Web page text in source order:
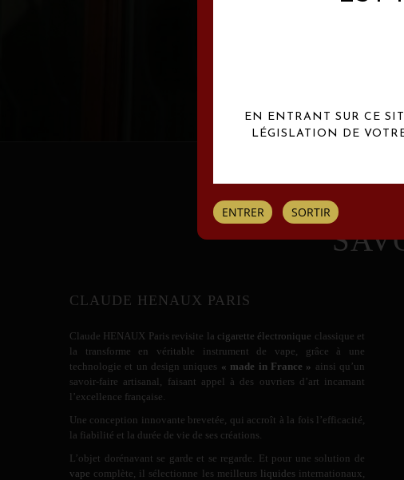
CLAUDE HENAUX PARIS
Claude HENAUX Paris revisite la cigarette électronique classique et
la transforme en véritable instrument de vape, grâce à une
technologie et un design uniques « made in France » ainsi qu’un
savoir-faire artisanal, faisant appel à des ouvriers d’art incarnant
l’excellence française.
Une conception innovante brevetée, qui accroît à la fois l’efficacité,
la fiabilité et la durée de vie de ses créations.
L’objet dorénavant se garde et se regarde. Et pour une solution de
vape complète, il sélectionne les meilleurs liquidesinternationaux,
EN ENTRANT SUR CE
LÉGISLATION DE
ENTRER SORTIR